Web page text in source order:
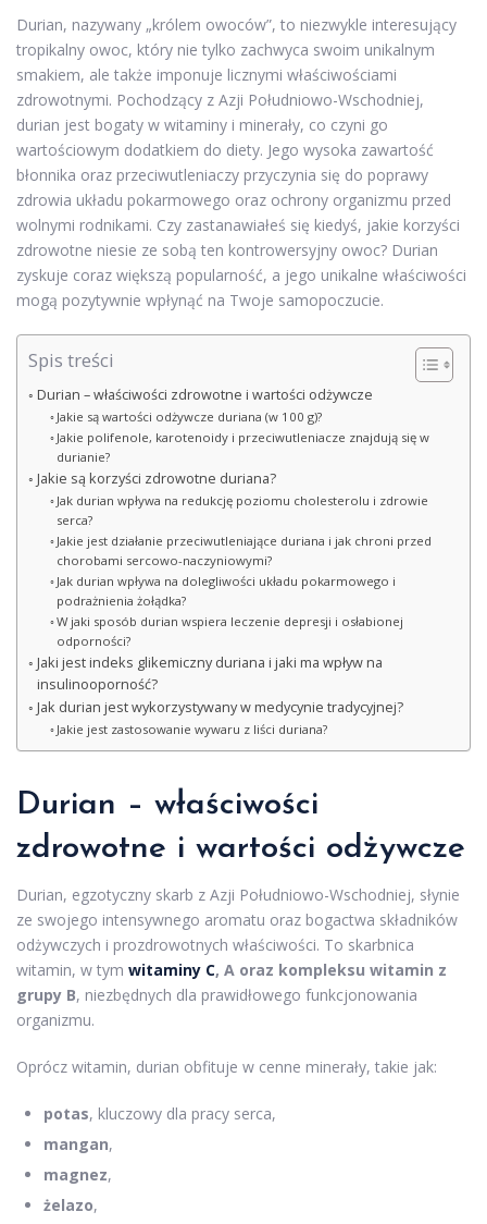
Durian, nazywany „królem owoców”, to niezwykle interesujący
tropikalny owoc, który nie tylko zachwyca swoim unikalnym
smakiem, ale także imponuje licznymi właściwościami
zdrowotnymi. Pochodzący z Azji Południowo-Wschodniej,
durian jest bogaty w witaminy i minerały, co czyni go
wartościowym dodatkiem do diety. Jego wysoka zawartość
błonnika oraz przeciwutleniaczy przyczynia się do poprawy
zdrowia układu pokarmowego oraz ochrony organizmu przed
wolnymi rodnikami. Czy zastanawiałeś się kiedyś, jakie korzyści
zdrowotne niesie ze sobą ten kontrowersyjny owoc? Durian
zyskuje coraz większą popularność, a jego unikalne właściwości
mogą pozytywnie wpłynąć na Twoje samopoczucie.
Spis treści
Durian – właściwości zdrowotne i wartości odżywcze
Jakie są wartości odżywcze duriana (w 100 g)?
Jakie polifenole, karotenoidy i przeciwutleniacze znajdują się w
durianie?
Jakie są korzyści zdrowotne duriana?
Jak durian wpływa na redukcję poziomu cholesterolu i zdrowie
serca?
Jakie jest działanie przeciwutleniające duriana i jak chroni przed
chorobami sercowo-naczyniowymi?
Jak durian wpływa na dolegliwości układu pokarmowego i
podrażnienia żołądka?
W jaki sposób durian wspiera leczenie depresji i osłabionej
odporności?
Jaki jest indeks glikemiczny duriana i jaki ma wpływ na
insulinooporność?
Jak durian jest wykorzystywany w medycynie tradycyjnej?
Jakie jest zastosowanie wywaru z liści duriana?
Durian – właściwości
zdrowotne i wartości odżywcze
Durian, egzotyczny skarb z Azji Południowo-Wschodniej, słynie
ze swojego intensywnego aromatu oraz bogactwa składników
odżywczych i prozdrowotnych właściwości. To skarbnica
witamin, w tym witaminy C, A oraz kompleksu witamin z
grupy B, niezbędnych dla prawidłowego funkcjonowania
organizmu.
Oprócz witamin, durian obfituje w cenne minerały, takie jak:
potas, kluczowy dla pracy serca,
mangan,
magnez,
żelazo,